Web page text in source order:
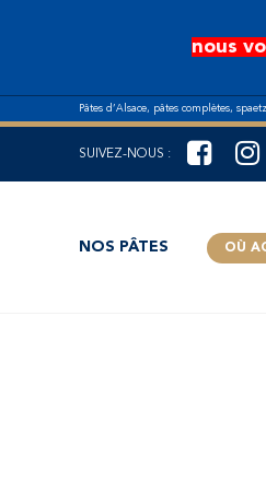
nous
Pâtes d’Alsace, pâtes complètes,
SUIVEZ-NOUS :
NOS PÂTES OÙ